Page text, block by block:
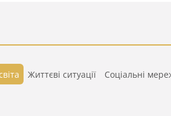
Життєві ситуації Cоціальні